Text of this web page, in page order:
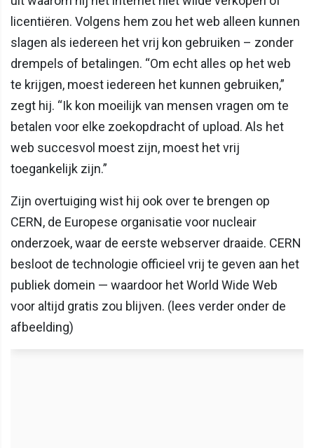
licentiëren. Volgens hem zou het web alleen kunnen
slagen als iedereen het vrij kon gebruiken – zonder
drempels of betalingen. “Om echt alles op het web
te krijgen, moest iedereen het kunnen gebruiken,”
zegt hij. “Ik kon moeilijk van mensen vragen om te
betalen voor elke zoekopdracht of upload. Als het
web succesvol moest zijn, moest het vrij
toegankelijk zijn.”
Zijn overtuiging wist hij ook over te brengen op
CERN, de Europese organisatie voor nucleair
onderzoek, waar de eerste webserver draaide. CERN
besloot de technologie officieel vrij te geven aan het
publiek domein — waardoor het World Wide Web
voor altijd gratis zou blijven. (lees verder onder de
afbeelding)